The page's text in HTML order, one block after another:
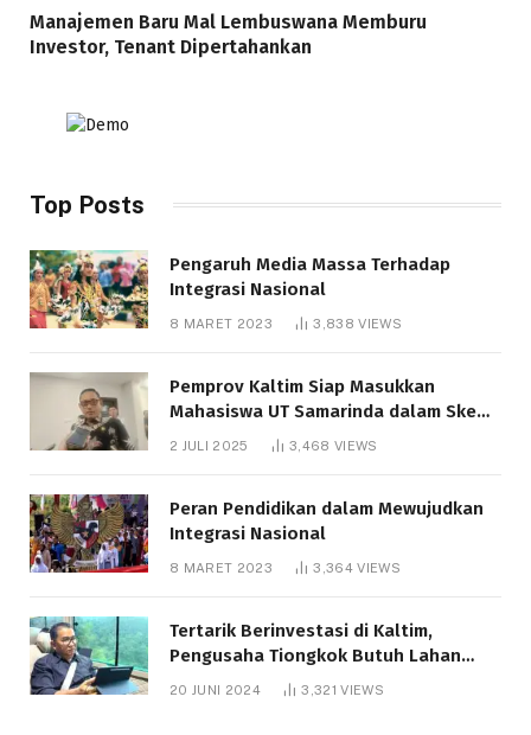
Manajemen Baru Mal Lembuswana Memburu
Investor, Tenant Dipertahankan
Top Posts
Pengaruh Media Massa Terhadap
Integrasi Nasional
8 MARET 2023 3,838VIEWS
Pemprov Kaltim Siap Masukkan
Mahasiswa UT Samarinda dalam Skema
Bantuan Pendidikan Gratispol
2 JULI 2025 3,468 VIEWS
Peran Pendidikan dalam Mewujudkan
Integrasi Nasional
8 MARET 2023 3,364VIEWS
Tertarik Berinvestasi di Kaltim,
Pengusaha Tiongkok Butuh Lahan
1.000 Hektare
20 JUNI 2024 3,321VIEWS